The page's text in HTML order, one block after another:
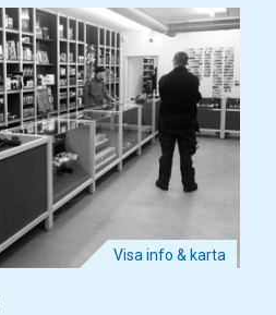
Visa info & karta